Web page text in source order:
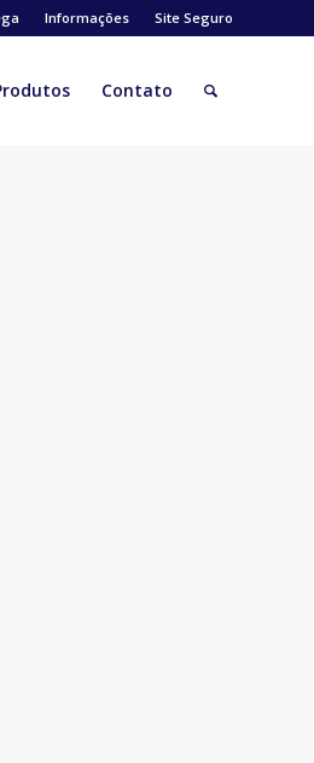
Informações Site Seguro
Contato